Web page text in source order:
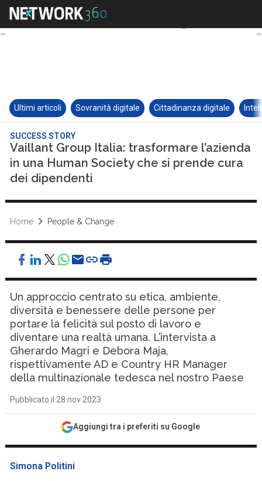
Ultimi articoli Sovranità digitale Cittadinanza digitale
SUCCESS STORY
Vaillant Group Italia: trasformare l’azienda
in una Human Society che si prende cura
dei dipendenti
Home People & Change
Un approccio centrato su etica, ambiente,
diversità e benessere delle persone per
portare la felicità sul posto di lavoro e
diventare una realtà umana. L’intervista a
Gherardo Magri e Debora Maja,
rispettivamente AD e Country HR Manager
della multinazionale tedesca nel nostro Paese
Pubblicato il 28 nov 2023
Aggiungi tra i preferiti su Google
Simona Politini